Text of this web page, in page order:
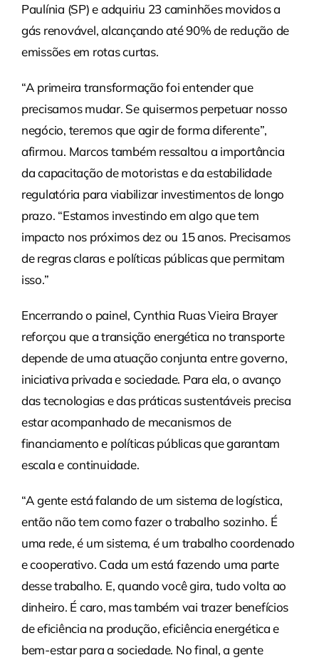
Paulínia (SP) e adquiriu 23 caminhões movidos a
gás renovável, alcançando até 90% de redução de
emissões em rotas curtas.
“A primeira transformação foi entender que
precisamos mudar. Se quisermos perpetuar nosso
negócio, teremos que agir de forma diferente”,
afirmou. Marcos também ressaltou a importância
da capacitação de motoristas e da estabilidade
regulatória para viabilizar investimentos de longo
prazo. “Estamos investindo em algo que tem
impacto nos próximos dez ou 15 anos. Precisamos
de regras claras e políticas públicas que permitam
isso.”
Encerrando o painel, Cynthia Ruas Vieira Brayer
reforçou que a transição energética no transporte
depende de uma atuação conjunta entre governo,
iniciativa privada e sociedade. Para ela, o avanço
das tecnologias e das práticas sustentáveis precisa
estar acompanhado de mecanismos de
financiamento e políticas públicas que garantam
escala e continuidade.
“A gente está falando de um sistema de logística,
então não tem como fazer o trabalho sozinho. É
uma rede, é um sistema, é um trabalho coordenado
e cooperativo. Cada um está fazendo uma parte
desse trabalho. E, quando você gira, tudo volta ao
dinheiro. É caro, mas também vai trazer benefícios
de eficiência na produção, eficiência energética e
bem-estar para a sociedade. No final, a gente